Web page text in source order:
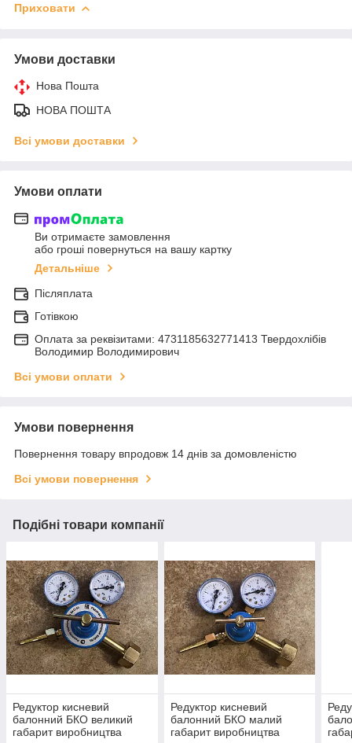
Приховати
Умови доставки
Нова Пошта
НОВА ПОШТА
Всі умови доставки
Умови оплати
Ви отримаєте замовлення
або гроші повернуться на вашу картку
Детальніше
Післяплата
Готівкою
Оплата за реквізитами: 4731185632771413 Твердохлібів
Володимир Володимирович
Всі умови оплати
Умови повернення
Повернення товару впродовж 14 днів за домовленістю
Всі умови повернення
Подібні товари компанії
Редуктор кисневий
балонний БКО великий
габарит виробництва
Редуктор кисневий
балонний БКО малий
габарит виробництва